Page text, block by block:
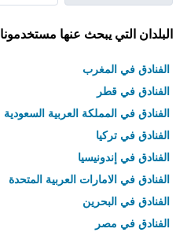
البلدان التي يبحث عنها مستخدمونا
الفنادق في المغرب
الفنادق في قطر
الفنادق في المملكة العربية السعودية
الفنادق في تركيا
الفنادق في إندونيسيا
الفنادق في الامارات العربية المتحدة
الفنادق في البحرين
الفنادق في مصر